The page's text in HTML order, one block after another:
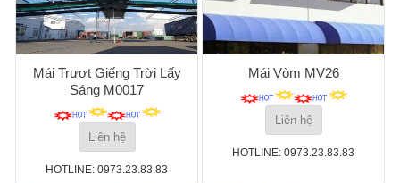
Mái Trượt Giếng Trời Lấy
Sáng M0017
Liên hệ
HOTLINE: 0973.23.83.83
Mái Vòm MV26
Liên hệ
HOTLINE: 0973.23.83.83